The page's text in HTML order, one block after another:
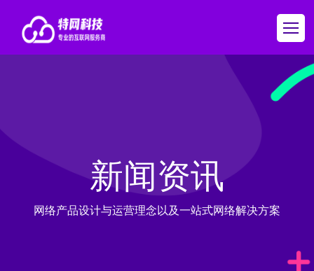
新闻资讯
网络产品设计与运营理念以及一站式网络解决方案